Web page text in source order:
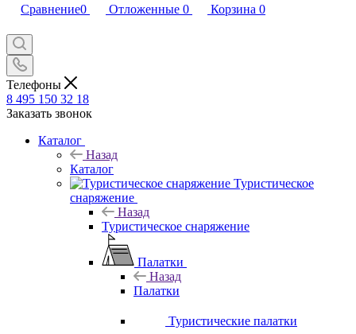
Сравнение0 Отложенные 0 Корзина 0
Телефоны
8 495 150 32 18
Заказать звонок
Каталог
Назад
Каталог
Туристическое
снаряжение
Назад
Туристическое снаряжение
Палатки
Назад
Палатки
Туристические палатки